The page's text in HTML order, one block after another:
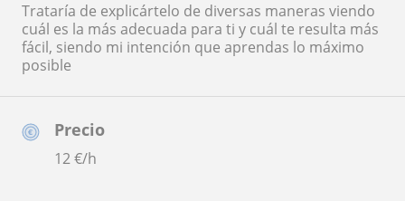
Precio
12€/h
Trataría de explicártelo de diversas maneras viendo
cuál es la más adecuada para ti y cuál te resulta más
fácil, siendo mi intención que aprendas lo máximo
posible